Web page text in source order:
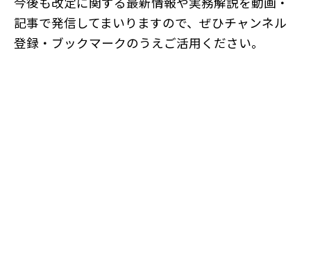
記事で発信してまいりますので、ぜひチャンネル
登録・ブックマークのうえご活用ください。